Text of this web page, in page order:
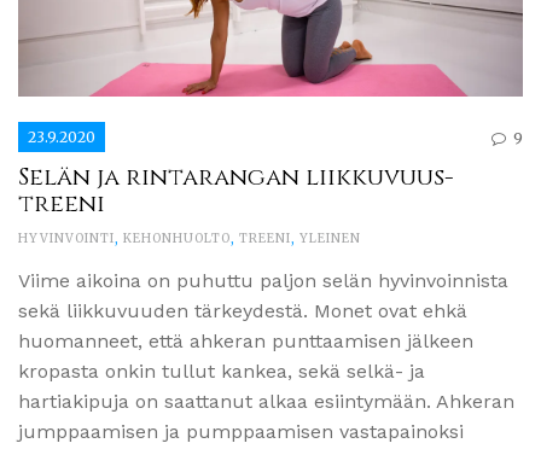
23.9.2020 9
Selän ja rintarangan liikkuvuus-
treeni
HYVINVOINTI KEHONHUOLTO TREENI YLEINEN
Viime aikoina on puhuttu paljon selän hyvinvoinnista
sekä liikkuvuuden tärkeydestä. Monet ovat ehkä
huomanneet, että ahkeran punttaamisen jälkeen
kropasta onkin tullut kankea, sekä selkä- ja
hartiakipuja on saattanut alkaa esiintymään. Ahkeran
jumppaamisen ja pumppaamisen vastapainoksi